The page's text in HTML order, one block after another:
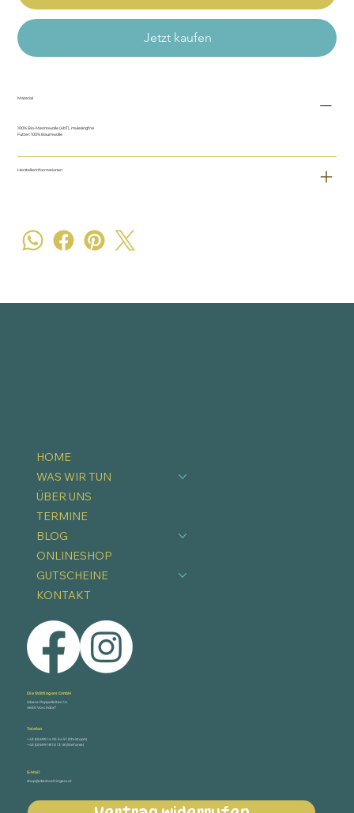
Jetzt kaufen
Material
100% Bio-Merinowolle (kbT), mulesingfrei
Futter: 100% Baumwolle
Herstellerinformationen
HOME
WAS WIR TUN
ÜBER UNS
TERMINE
BLOG
ONLINESHOP
GUTSCHEINE
KONTAKT
Die Stöttingers GmbH
Obere Pappelleiten 14
4655 Vorchdorf
Telefon
+43 (0) 699 14 05 54 51 (Christoph)
+43 (0) 699 18 10 13 18 (Stefanie)
E-Mail
shop@diestoettingers.at